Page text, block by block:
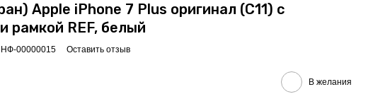
Apple iPhone 7 Plus оригинал (C11) с
рамкой REF, белый
НФ-00000015 Оставить отзыв
В желания